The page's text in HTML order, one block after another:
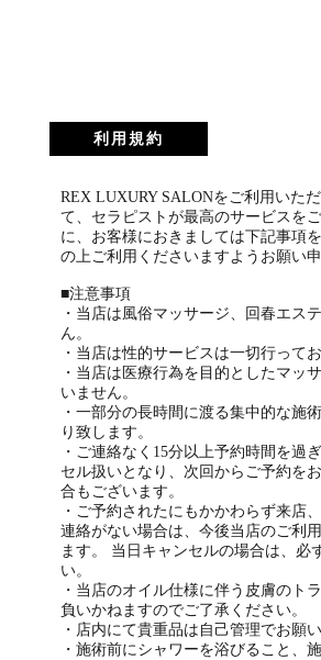
利用規約
REX LUXURY SALONをご利用いた
て、セラピストが最高のサービスを
に、お客様におきましては下記事項
の上ご利用くださいますようお願い申
■注意事項
・当店は風俗マッサージ、回春エス
ん。
・当店は性的サービスは一切行って
・当店は医療行為を目的としたマッ
いません。
・一部分の長時間に渡る集中的な施
り致します。
・ご連絡なく15分以上予約時間を過
セル扱いとなり、次回からご予約を
合もございます。
・ご予約されたにもかかわらず来店
連絡がない場合は、今後当店のご利
ます。 当日キャンセルの場合は、必
い。
・当店のオイル仕様に伴う皮膚のト
負いかねますのでご了承ください。
・店内にて貴重品は自己管理でお願
・施術前にシャワーを浴びること、